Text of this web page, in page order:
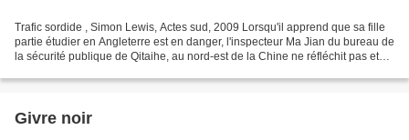
Trafic sordide , Simon Lewis, Actes sud, 2009 Lorsqu'il apprend que sa fille
partie étudier en Angleterre est en danger, l'inspecteur Ma Jian du bureau de
la sécurité publique de Qitaihe, au nord-est de la Chine ne réfléchit pas et
Givre noir